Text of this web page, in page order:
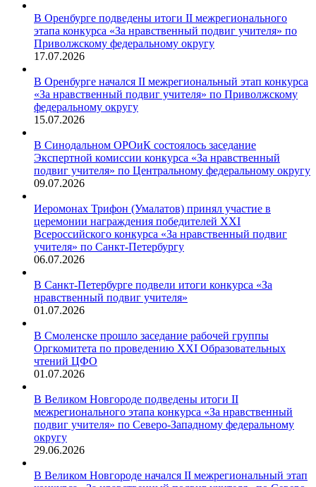
В Оренбурге подведены итоги II межрегионального
этапа конкурса «За нравственный подвиг учителя» по
Приволжскому федеральному округу
17.07.2026
В Оренбурге начался II межрегиональный этап конкурса
«За нравственный подвиг учителя» по Приволжскому
федеральному округу
15.07.2026
В Синодальном ОРОиК состоялось заседание
Экспертной комиссии конкурса «За нравственный
подвиг учителя» по Центральному федеральному округу
09.07.2026
Иеромонах Трифон (Умалатов) принял участие в
церемонии награждения победителей XXI
Всероссийского конкурса «За нравственный подвиг
учителя» по Санкт-Петербургу
06.07.2026
В Санкт-Петербурге подвели итоги конкурса «За
нравственный подвиг учителя»
01.07.2026
В Смоленске прошло заседание рабочей группы
Оргкомитета по проведению XXI Образовательных
чтений ЦФО
01.07.2026
В Великом Новгороде подведены итоги II
межрегионального этапа конкурса «За нравственный
подвиг учителя» по Северо-Западному федеральному
округу
29.06.2026
В Великом Новгороде начался II межрегиональный этап